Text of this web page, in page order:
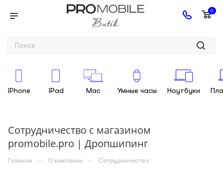
0
iPhone iPad Mac Умные часы Ноутбуки
Сотрудничество с магазином
promobile.pro | Дропшипинг
Главная — О компании — Сотрудничество